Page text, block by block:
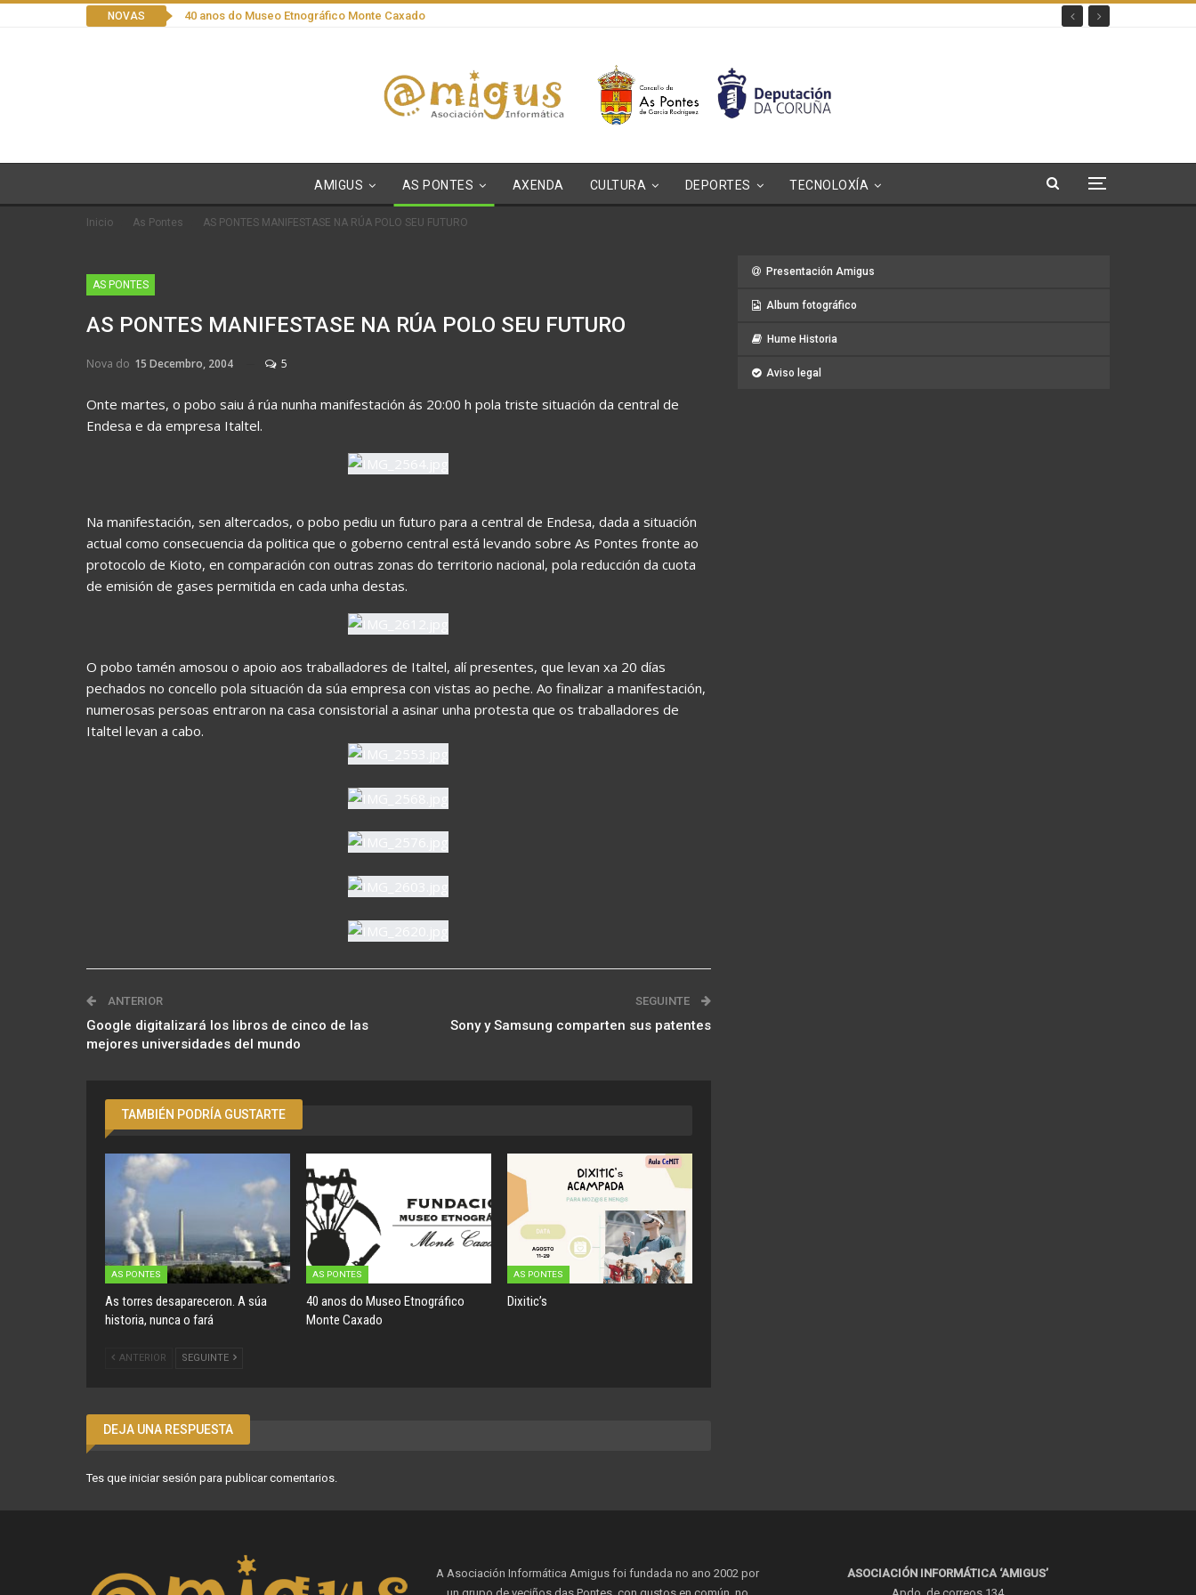
NOVAS 40 anos do Museo Etnográfico Monte Caxado
AMIGUS AS PONTES AXENDA CULTURA DEPORTES TECNOLOXÍA
Inicio As Pontes AS PONTES MANIFESTASE NA RÚA POLO SEU FUTURO
AS PONTES
AS PONTES MANIFESTASE NA RÚA POLO SEU FUTURO
Nova do 15 Decembro, 2004 5
Onte martes, o pobo saiu á rúa nunha manifestación ás 20:00 h pola triste situación da central de
Endesa e da empresa Italtel.
Na manifestación, sen altercados, o pobo pediu un futuro para a central de Endesa, dada a situación
actual como consecuencia da politica que o goberno central está levando sobre As Pontes fronte ao
protocolo de Kioto, en comparación con outras zonas do territorio nacional, pola reducción da cuota
de emisión de gases permitida en cada unha destas.
O pobo tamén amosou o apoio aos traballadores de Italtel, alí presentes, que levan xa 20 días
pechados no concello pola situación da súa empresa con vistas ao peche. Ao finalizar a manifestación,
numerosas persoas entraron na casa consistorial a asinar unha protesta que os traballadores de
Italtel levan a cabo.
ANTERIOR
Google digitalizará los libros de cinco de las
mejores universidades del mundo
SEGUINTE
Sony y Samsung comparten sus patentes
TAMBIÉN PODRÍA GUSTARTE
AS PONTES
As torres desapareceron. A súa
historia, nunca o fará
AS PONTES
40 anos do Museo Etnográfico
Monte Caxado
AS PONTES
Dixitic’s
ANTERIOR SEGUINTE
DEJA UNA RESPUESTA
Tes que iniciar sesión para publicar comentarios.
Presentación Amigus
Album fotográfico
Hume Historia
Aviso legal
A Asociación Informática Amigus foi fundada no ano 2002 por
ASOCIACIÓN INFORMÁTICA ‘AMIGUS’